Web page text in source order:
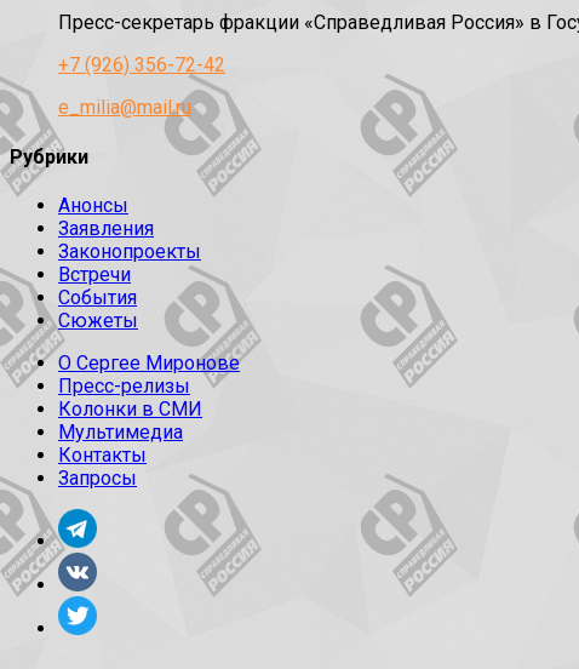
Пресс-секретарь фракции «Справедливая Россия» в
+7 (926) 356-72-42
e_milia@mail.ru
Рубрики
Анонсы
Заявления
Законопроекты
Встречи
События
Сюжеты
О Сергее Миронове
Пресс-релизы
Колонки в СМИ
Мультимедиа
Контакты
Запросы